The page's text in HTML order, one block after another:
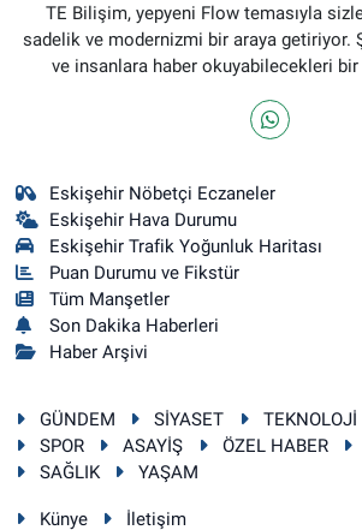
TE Bilişim, yepyeni Flow temasıyla
sadelik ve modernizmi bir araya getiriyor.
ve insanlara haber okuyabilecekleri bir
Eskişehir Nöbetçi Eczaneler
Eskişehir Hava Durumu
Eskişehir Trafik Yoğunluk Haritası
Puan Durumu ve Fikstür
Tüm Manşetler
Son Dakika Haberleri
Haber Arşivi
GÜNDEM SİYASET TEKNOLOJİ
SPOR
ASAYİŞ ÖZEL HABER
SAĞLIK
YAŞAM
Künye İletişim